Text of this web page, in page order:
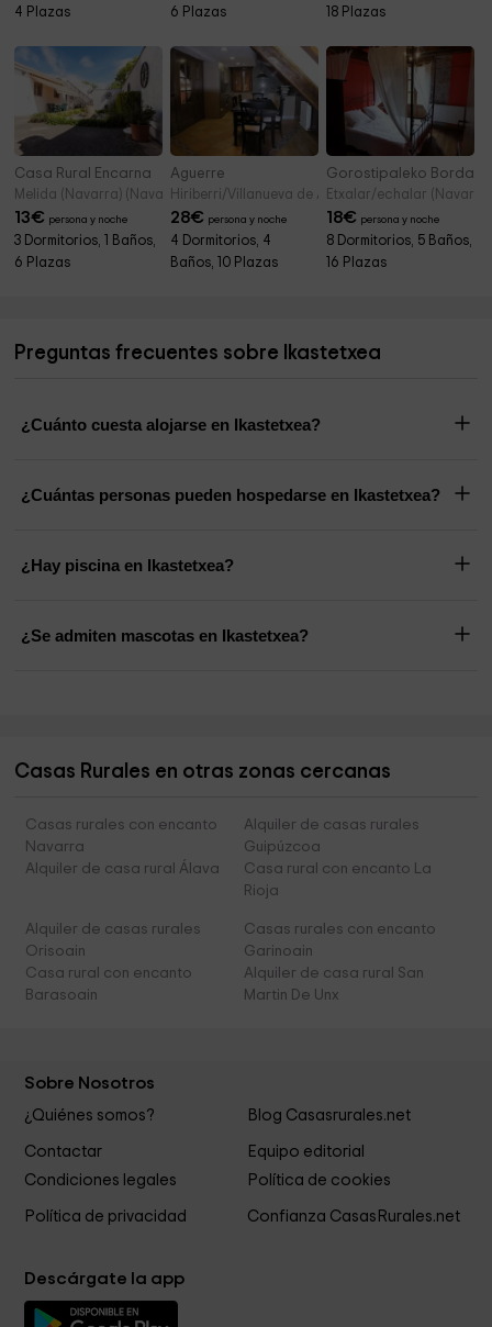
4 Plazas
6 Plazas
18 Plazas
Casa Rural Encarna
Melida (Navarra) (Navarra)
13€ persona y noche
3 Dormitorios, 1 Baños,
6 Plazas
Aguerre
Hiriberri/Villanueva de Aezkoa (Navarra)
28€ persona y noche
4 Dormitorios, 4
Baños, 10 Plazas
Gorostipaleko Borda
Etxalar/echalar (Navarra)
18€ persona y noche
8 Dormitorios, 5 Baños,
16 Plazas
Preguntas frecuentes sobre Ikastetxea
¿Cuánto cuesta alojarse en Ikastetxea?
¿Cuántas personas pueden hospedarse en Ikastetxea?
¿Hay piscina en Ikastetxea?
¿Se admiten mascotas en Ikastetxea?
Casas Rurales en otras zonas cercanas
Casas rurales con encanto
Navarra
Alquiler de casas rurales
Guipúzcoa
Alquiler de casa rural Álava
Casa rural con encanto La
Rioja
Alquiler de casas rurales
Orisoain
Casas rurales con encanto
Garinoain
Casa rural con encanto
Barasoain
Alquiler de casa rural San
Martin De Unx
Sobre Nosotros
¿Quiénes somos? Blog Casasrurales.net
Contactar
Equipo editorial
Condiciones legales
Política de cookies
Política de privacidad Confianza CasasRurales.net
Descárgate la app